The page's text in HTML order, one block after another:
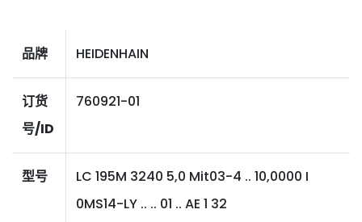
品牌 HEIDENHAIN
订货
号/ID
760921-01
型号
LC 195M 3240 5,0 Mit03-4 .. 10,0000 I
0MS14-LY .. .. 01 .. AE 1 32